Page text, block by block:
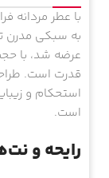
با عطر مردانه
قدرت است.
استحکام و
است.
رایحه و